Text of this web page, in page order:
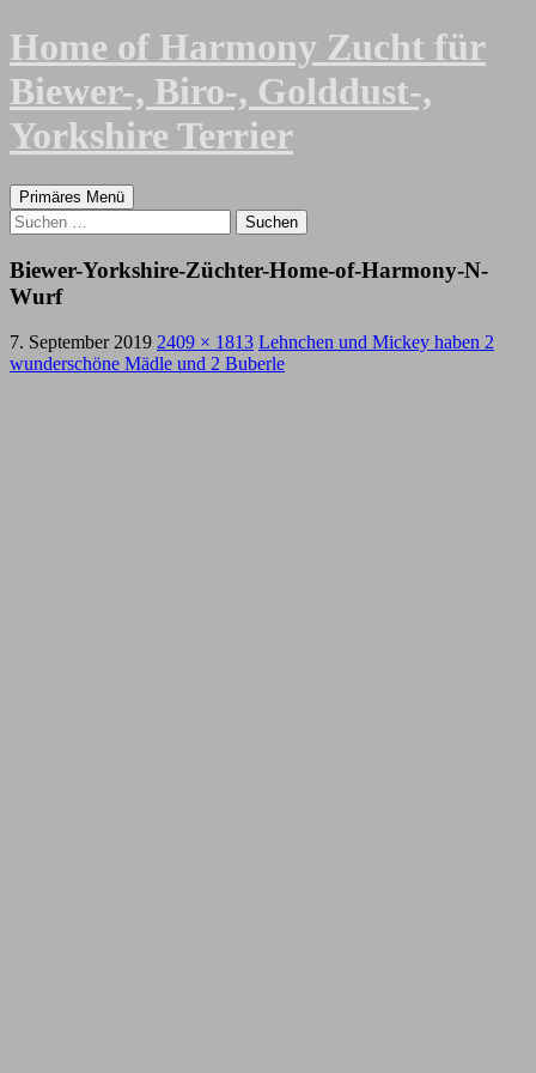
Zum
Inhalt
springen
Home of Harmony Zucht für
Biewer-, Biro-, Golddust-,
Yorkshire Terrier
Suchen
Primäres Menü
Suchen
nach:
Biewer-Yorkshire-Züchter-Home-of-Harmony-N-
Wurf
7. September 2019 2409 × 1813 Lehnchen und Mickey haben 2
wunderschöne Mädle und 2 Buberle